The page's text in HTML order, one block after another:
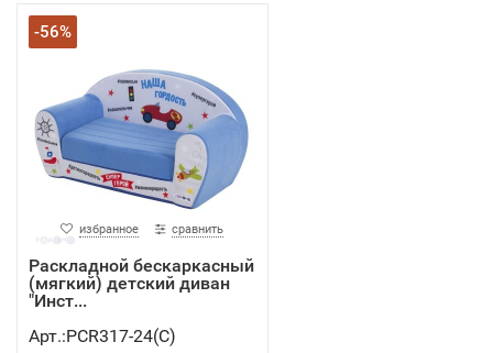
-56%
избранное сравнить
Раскладной бескаркасный
(мягкий) детский диван
"Инст...
Арт.:PCR317-24(C)